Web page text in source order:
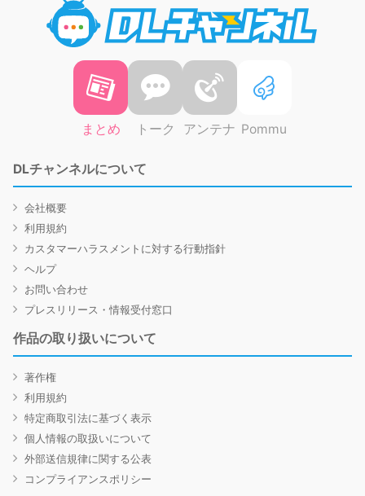
まとめ トーク アンテナ Pommu
DLチャンネルについて
会社概要
利用規約
カスタマーハラスメントに対する行動指針
ヘルプ
お問い合わせ
プレスリリース・情報受付窓口
作品の取り扱いについて
著作権
利用規約
特定商取引法に基づく表示
個人情報の取扱いについて
外部送信規律に関する公表
コンプライアンスポリシー